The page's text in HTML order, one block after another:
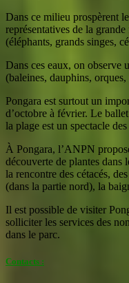
Dans ce milieu prospèrent
représentatives de la grande
(éléphants, grands singes,
Dans ces eaux, on observe
(baleines, dauphins,
Pongara est surtout un
d’octobre à février. Le
la plage est un spectacle
À Pongara, l’ANPN
découverte de plantes dans
la rencontre des cétacés,
(dans la partie nord), la
Il est possible de visiter
solliciter les services des
dans le parc.
Contacts :